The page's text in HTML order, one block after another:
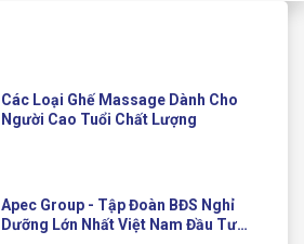
Các Loại Ghế Massage Dành Cho
Người Cao Tuổi Chất Lượng
Apec Group - Tập Đoàn BĐS Nghỉ
Dưỡng Lớn Nhất Việt Nam Đầu Tư